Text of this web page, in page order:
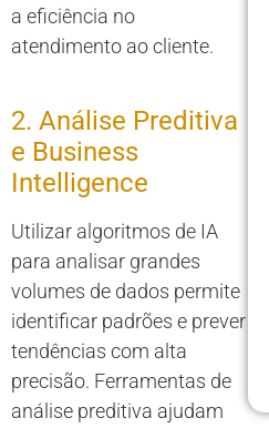
a eficiência no
atendimento ao cliente.
2. Análise Preditiva
e Business
Intelligence
Utilizar algoritmos de IA
para analisar grandes
volumes de dados permite
identificar padrões e prever
tendências com alta
precisão. Ferramentas de
análise preditiva ajudam